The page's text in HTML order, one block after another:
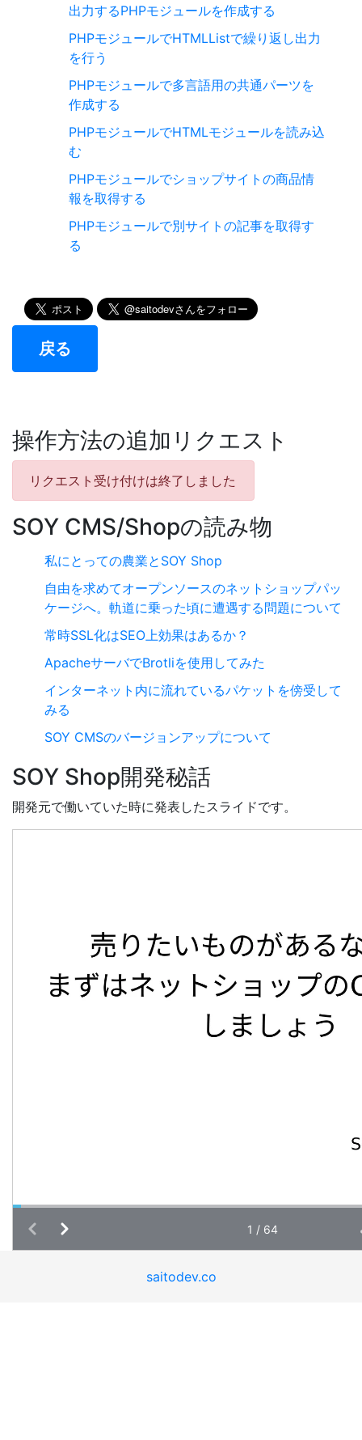
出力するPHPモジュールを作成する
PHPモジュールでHTMLListで繰り返し出力
を行う
PHPモジュールで多言語用の共通パーツを
作成する
PHPモジュールでHTMLモジュールを読み込
む
PHPモジュールでショップサイトの商品情
報を取得する
PHPモジュールで別サイトの記事を取得す
る
戻る
操作方法の追加リクエスト
リクエスト受け付けは終了しました
SOY CMS/Shopの読み物
私にとっての農業とSOY Shop
自由を求めてオープンソースのネットショップパッ
ケージへ。軌道に乗った頃に遭遇する問題について
常時SSL化はSEO上効果はあるか？
ApacheサーバでBrotliを使用してみた
インターネット内に流れているパケットを傍受して
みる
SOY CMSのバージョンアップについて
SOY Shop開発秘話
開発元で働いていた時に発表したスライドです。
saitodev.co